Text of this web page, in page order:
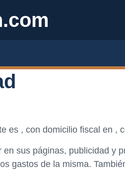
es , con domicilio fiscal en ,
sus páginas, publicidad y
gastos de la misma.